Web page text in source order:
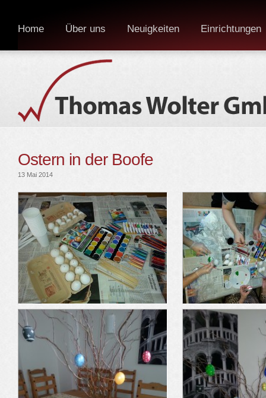
Home Über uns Neuigkeiten Einrichtungen
Ostern in der Boofe
13 Mai 2014